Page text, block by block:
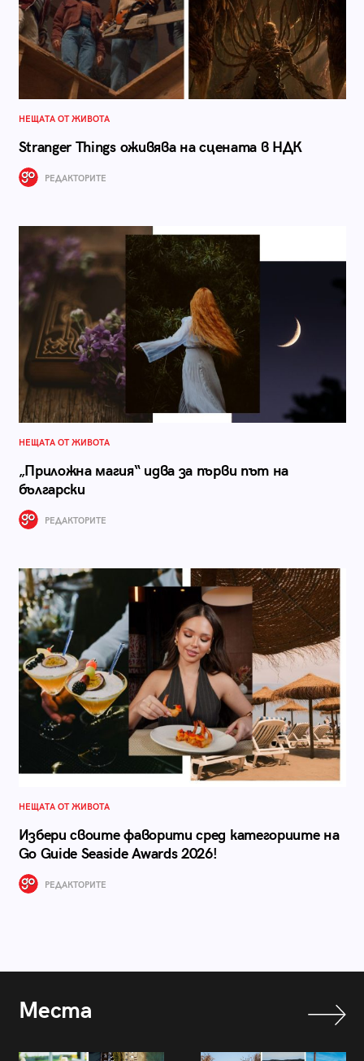
НЕЩАТА ОТ ЖИВОТА
Stranger Things оживява на сцената в НДК
РЕДАКТОРИТЕ
НЕЩАТА ОТ ЖИВОТА
„Приложна магия“ идва за първи път на
български
РЕДАКТОРИТЕ
НЕЩАТА ОТ ЖИВОТА
Избери своите фаворити сред категориите на
Go Guide Seaside Awards 2026!
РЕДАКТОРИТЕ
Места